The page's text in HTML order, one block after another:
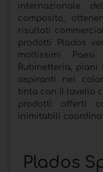
internazionale
composito,
risultati
prodotti Plados
moltissimi
Rubinetteria,
aspiranti nei
tinta con il lavello
prodotti offerti
inimitabili
Plados